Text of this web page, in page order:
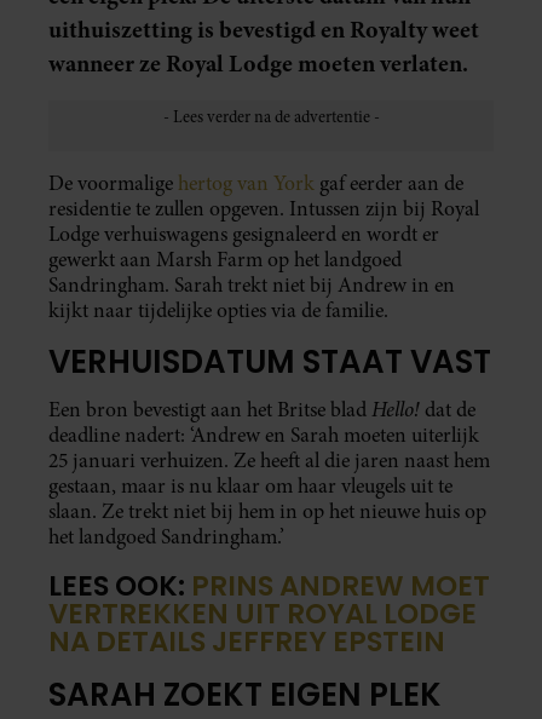
uithuiszetting is bevestigd en Royalty weet
wanneer ze Royal Lodge moeten verlaten.
De voormalige hertog van York gaf eerder aan de
residentie te zullen opgeven. Intussen zijn bij Royal
Lodge verhuiswagens gesignaleerd en wordt er
gewerkt aan Marsh Farm op het landgoed
Sandringham. Sarah trekt niet bij Andrew in en
kijkt naar tijdelijke opties via de familie.
VERHUISDATUM STAAT VAST
Een bron bevestigt aan het Britse blad Hello! dat de
deadline nadert: ‘Andrew en Sarah moeten uiterlijk
25 januari verhuizen. Ze heeft al die jaren naast hem
gestaan, maar is nu klaar om haar vleugels uit te
slaan. Ze trekt niet bij hem in op het nieuwe huis op
het landgoed Sandringham.’
LEES OOK: PRINS ANDREW MOET
VERTREKKEN UIT ROYAL LODGE
NA DETAILS JEFFREY EPSTEIN
SARAH ZOEKT EIGEN PLEK